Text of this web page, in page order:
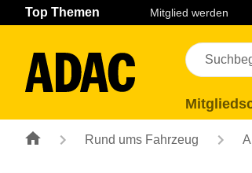
Navigation Seiteninhalt Fußzeile
Top Themen Mitglied werden
Rund ums Fahrzeug